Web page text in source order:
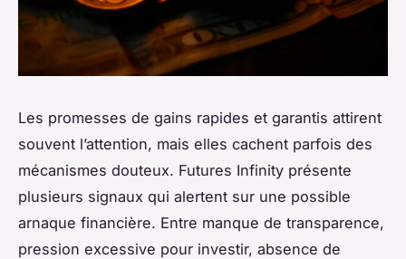
Les promesses de gains rapides et garantis attirent
souvent l’attention, mais elles cachent parfois des
mécanismes douteux. Futures Infinity présente
plusieurs signaux qui alertent sur une possible
arnaque financière. Entre manque de transparence,
pression excessive pour investir, absence de